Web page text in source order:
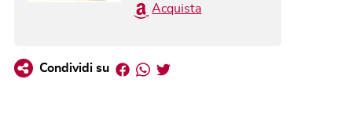
Acquista
Condividi su Facebook
Whatsapp
Twitter